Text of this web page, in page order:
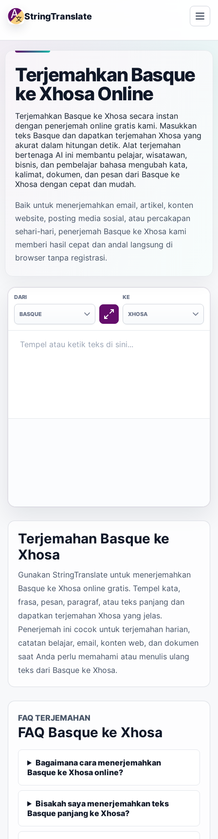
StringTranslate
Terjemahkan Basque
ke Xhosa Online
Terjemahkan Basque ke Xhosa secara instan
dengan penerjemah online gratis kami. Masukkan
teks Basque dan dapatkan terjemahan Xhosa yang
akurat dalam hitungan detik. Alat terjemahan
bertenaga AI ini membantu pelajar, wisatawan,
bisnis, dan pembelajar bahasa mengubah kata,
kalimat, dokumen, dan pesan dari Basque ke
Xhosa dengan cepat dan mudah.
Baik untuk menerjemahkan email, artikel, konten
website, posting media sosial, atau percakapan
sehari-hari, penerjemah Basque ke Xhosa kami
memberi hasil cepat dan andal langsung di
browser tanpa registrasi.
DARI
BASQUE
KE
XHOSA
Terjemahan Basque ke
Xhosa
Gunakan StringTranslate untuk menerjemahkan
Basque ke Xhosa online gratis. Tempel kata,
frasa, pesan, paragraf, atau teks panjang dan
dapatkan terjemahan Xhosa yang jelas.
Penerjemah ini cocok untuk terjemahan harian,
catatan belajar, email, konten web, dan dokumen
saat Anda perlu memahami atau menulis ulang
teks dari Basque ke Xhosa.
FAQ TERJEMAHAN
FAQ Basque ke Xhosa
Bagaimana cara menerjemahkan
Basque ke Xhosa online?
Bisakah saya menerjemahkan teks
Basque panjang ke Xhosa?